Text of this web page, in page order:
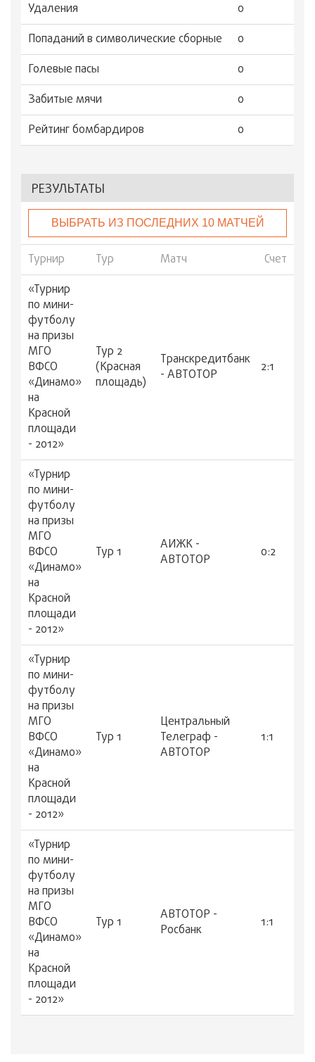
Удаления
0
Попаданий в символические сборные
0
Голевые пасы
0
Забитые мячи
0
Рейтинг бомбардиров
0
РЕЗУЛЬТАТЫ
ВЫБРАТЬ ИЗ ПОСЛЕДНИХ 10 МАТЧЕЙ
Турнир Тур Матч
Счет
«Турнир
по мини-
футболу
на призы
МГО
ВФСО
«Динамо»
на
Красной
площади
- 2012»
Тур 2
(Красная
площадь)
Транскредитбанк
- АВТОТОР
2:1
«Турнир
по мини-
футболу
на призы
МГО
ВФСО
«Динамо»
на
Красной
площади
- 2012»
Тур 1
АИЖК -
АВТОТОР
0:2
«Турнир
по мини-
футболу
на призы
МГО
ВФСО
«Динамо»
на
Красной
площади
- 2012»
Тур 1
Центральный
Телеграф -
АВТОТОР
1:1
«Турнир
по мини-
футболу
на призы
МГО
ВФСО
«Динамо»
на
Красной
площади
- 2012»
Тур 1
АВТОТОР -
Росбанк
1:1